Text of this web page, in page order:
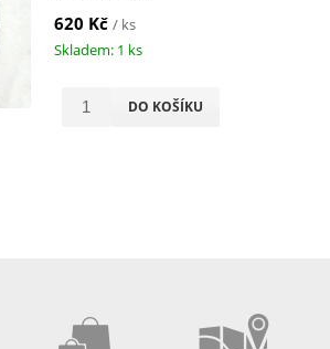
620 Kč / ks
Skladem: 1 ks
DO KOŠÍKU